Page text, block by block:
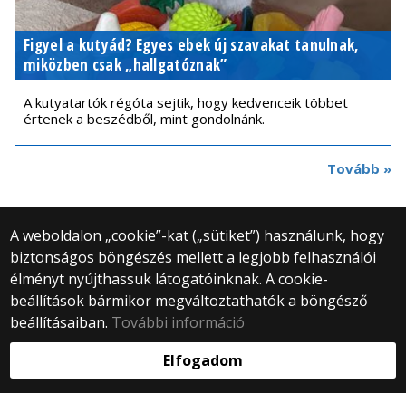
Figyel a kutyád? Egyes ebek új szavakat tanulnak,
miközben csak „hallgatóznak”
A kutyatartók régóta sejtik, hogy kedvenceik többet
értenek a beszédből, mint gondolnánk.
Tovább »
A weboldalon „cookie”-kat („sütiket”) használunk, hogy
biztonságos böngészés mellett a legjobb felhasználói
élményt nyújthassuk látogatóinknak. A cookie-
beállítások bármikor megváltoztathatók a böngésző
beállításaiban. További információ
Elfogadom
© 2025 Eötvös Loránd Tudományegyetem
Minden jog fenntartva.
1053 Budapest, Egyetem tér 1–3.
Központi telefonszám: +36 1 411 6500
Webfejlesztés: